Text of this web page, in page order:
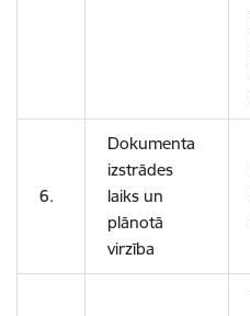
6.
Dokumenta
izstrādes
laiks un
plānotā
virzība